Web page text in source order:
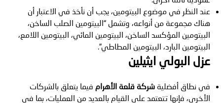
عند النظر في موضوع البيتومين، يجب أن نأخذ في الاعتبار أن
هناك مجموعة من أنواعه، وتشمل “البيتومين الصلب الساخن،
البيتومين المؤكسد الساخن، البيتومين المائي، البيتومين اللامع،
البيتومين البارد، البيتومين المطاطي”.
عزل البولي ايثيلين
في نطاق أفضليةشركة قلعة الأهرام فيما يتعلق بالشركات
الأخرى، فإنها تتعتمد على القيام بالعديد من العمليات، بما في